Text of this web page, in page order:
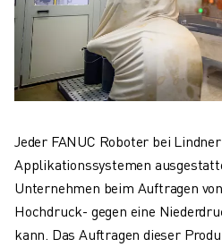
Jeder FANUC Roboter bei
Applikationssystemen
Unternehmen beim Auftragen
Hochdruck- gegen eine
kann. Das Auftragen dieser